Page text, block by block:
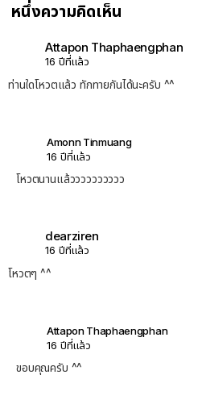
หนึ่งความคิดเห็น
Attapon Thaphaengphan
16 ปีที่แล้ว
ท่านใดโหวตแล้ว ทักทายกันได้นะครับ ^^
Amonn Tinmuang
16 ปีที่แล้ว
โหวตนานแล้วววววววววว
dearziren
16 ปีที่แล้ว
โหวตๆ ^^
Attapon Thaphaengphan
16 ปีที่แล้ว
ขอบคุณครับ ^^